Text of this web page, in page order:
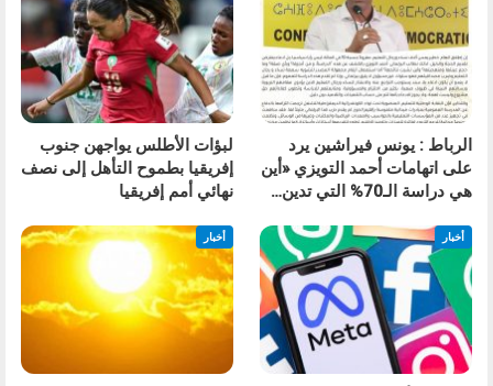
الرباط : يونس فيراشين يرد
على اتهامات أحمد التويزي «أين
هي دراسة الـ70% التي تدين…
لبؤات الأطلس يواجهن جنوب
إفريقيا بطموح التأهل إلى نصف
نهائي أمم إفريقيا
أخبار أخبار